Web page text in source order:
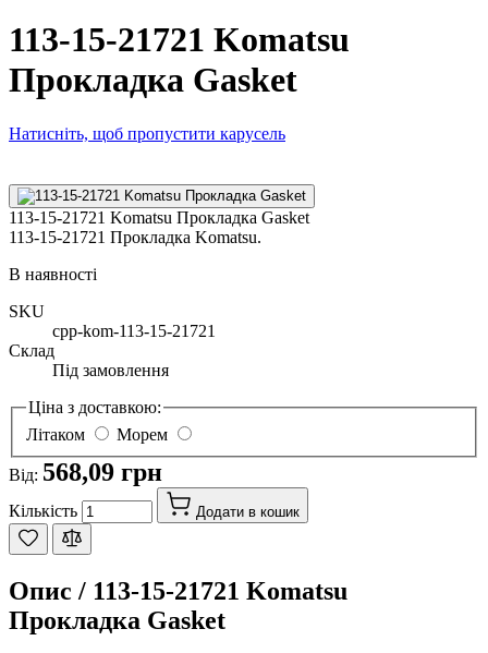
113-15-21721 Komatsu
Прокладка Gasket
Натисніть, щоб пропустити карусель
113-15-21721 Komatsu Прокладка Gasket
113-15-21721 Прокладка Komatsu.
В наявності
SKU
cpp-kom-113-15-21721
Склад
Під замовлення
Ціна з доставкою:
Літаком
Морем
Від: 568,09 грн
Кількість Додати в кошик
Опис / 113-15-21721 Komatsu
Прокладка Gasket